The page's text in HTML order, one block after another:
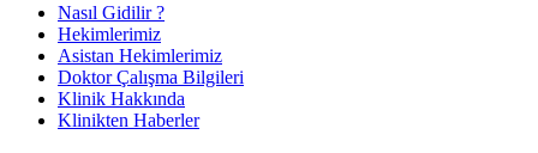
Nasıl Gidilir ?
Hekimlerimiz
Asistan Hekimlerimiz
Doktor Çalışma Bilgileri
Klinik Hakkında
Klinikten Haberler